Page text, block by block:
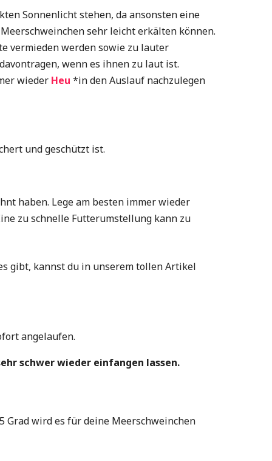
Sonnenlicht stehen, da ansonsten eine
sehr leicht erkälten können.
vermieden werden sowie zu lauter
wenn es ihnen zu laut ist.
wieder Heu *in den Auslauf nachzulegen
und geschützt ist.
haben. Lege am besten immer wieder
zu schnelle Futterumstellung kann zu
gibt, kannst du in unserem tollen Artikel
angelaufen.
schwer wieder einfangen lassen.
Grad wird es für deine Meerschweinchen